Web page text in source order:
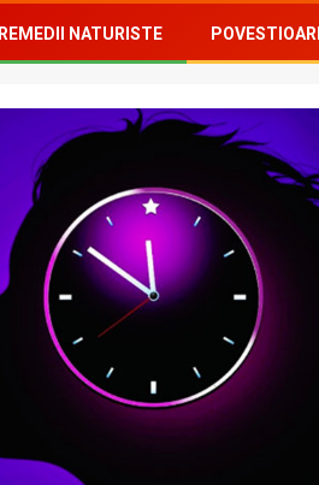
REMEDII NATURISTE